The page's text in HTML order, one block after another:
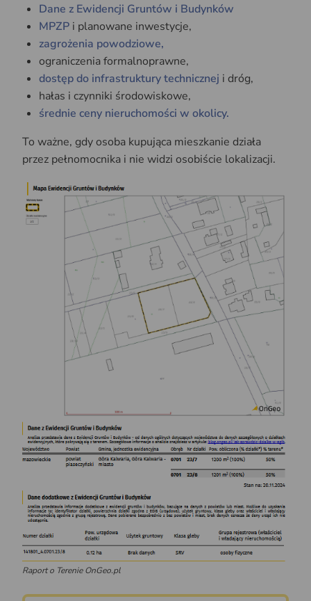
Dane z Ewidencji Gruntów i Budynków
MPZP i planowane inwestycje,
zagrożenia powodziowe,
ograniczenia formalnoprawne,
dostęp do infrastruktury technicznej i dróg,
hałas i czynniki środowiskowe,
średnie ceny nieruchomości w okolicy.
To ważne, gdy osoba kupująca mieszkanie działa
przez pełnomocnika i nie widzi osobiście lokalizacji.
Raport o Terenie OnGeo.pl